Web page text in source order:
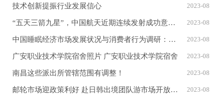
技术创新提振行业发展信心 2023-08
“五天三箭九星”，中国航天近期连续发射成功意味着什么？ 2023-08
中国睡眠经济市场发展状况与消费者行为调研：63.2%的人考虑且会购买助眠产品 2023-08
广安职业技术学院宿舍照片 广安职业技术学院宿舍 2023-08
南昌这些派出所管辖范围有调整！ 2023-08
邮轮市场迎政策利好 赴日韩出境团队游市场开放提振复苏信心 2023-08